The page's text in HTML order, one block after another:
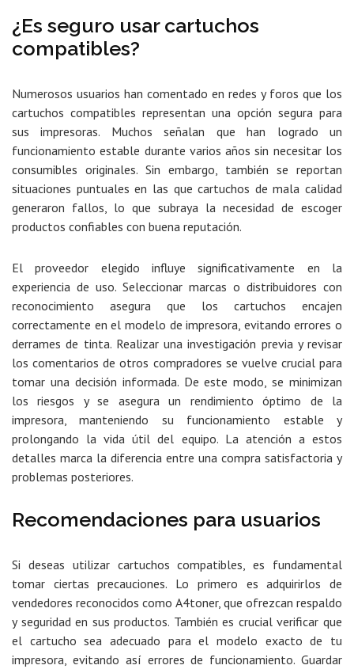
¿Es seguro usar cartuchos
compatibles?
Numerosos usuarios han comentado en redes y foros que los
cartuchos compatibles representan una opción segura para
sus impresoras. Muchos señalan que han logrado un
funcionamiento estable durante varios años sin necesitar los
consumibles originales. Sin embargo, también se reportan
situaciones puntuales en las que cartuchos de mala calidad
generaron fallos, lo que subraya la necesidad de escoger
productos confiables con buena reputación.
El proveedor elegido influye significativamente en la
experiencia de uso. Seleccionar marcas o distribuidores con
reconocimiento asegura que los cartuchos encajen
correctamente en el modelo de impresora, evitando errores o
derrames de tinta. Realizar una investigación previa y revisar
los comentarios de otros compradores se vuelve crucial para
tomar una decisión informada. De este modo, se minimizan
los riesgos y se asegura un rendimiento óptimo de la
impresora, manteniendo su funcionamiento estable y
prolongando la vida útil del equipo. La atención a estos
detalles marca la diferencia entre una compra satisfactoria y
problemas posteriores.
Recomendaciones para usuarios
Si deseas utilizar cartuchos compatibles, es fundamental
tomar ciertas precauciones. Lo primero esadquirirlos de
vendedores reconocidoscomo A4toner, que ofrezcan respaldo
y seguridad en sus productos. También es crucial verificar que
el cartucho sea adecuado para el modelo exacto de tu
impresora, evitando así errores de funcionamiento. Guardar